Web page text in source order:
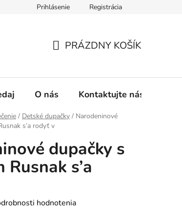
Prihlásenie Registrácia
KOŠÍK
PRÁZDNY KOŠÍK
O nás Kontaktujte nás
/ Detské dupačky / Narodeninové
s’a rodyť v
dupačky s
s’a
hodnotenia